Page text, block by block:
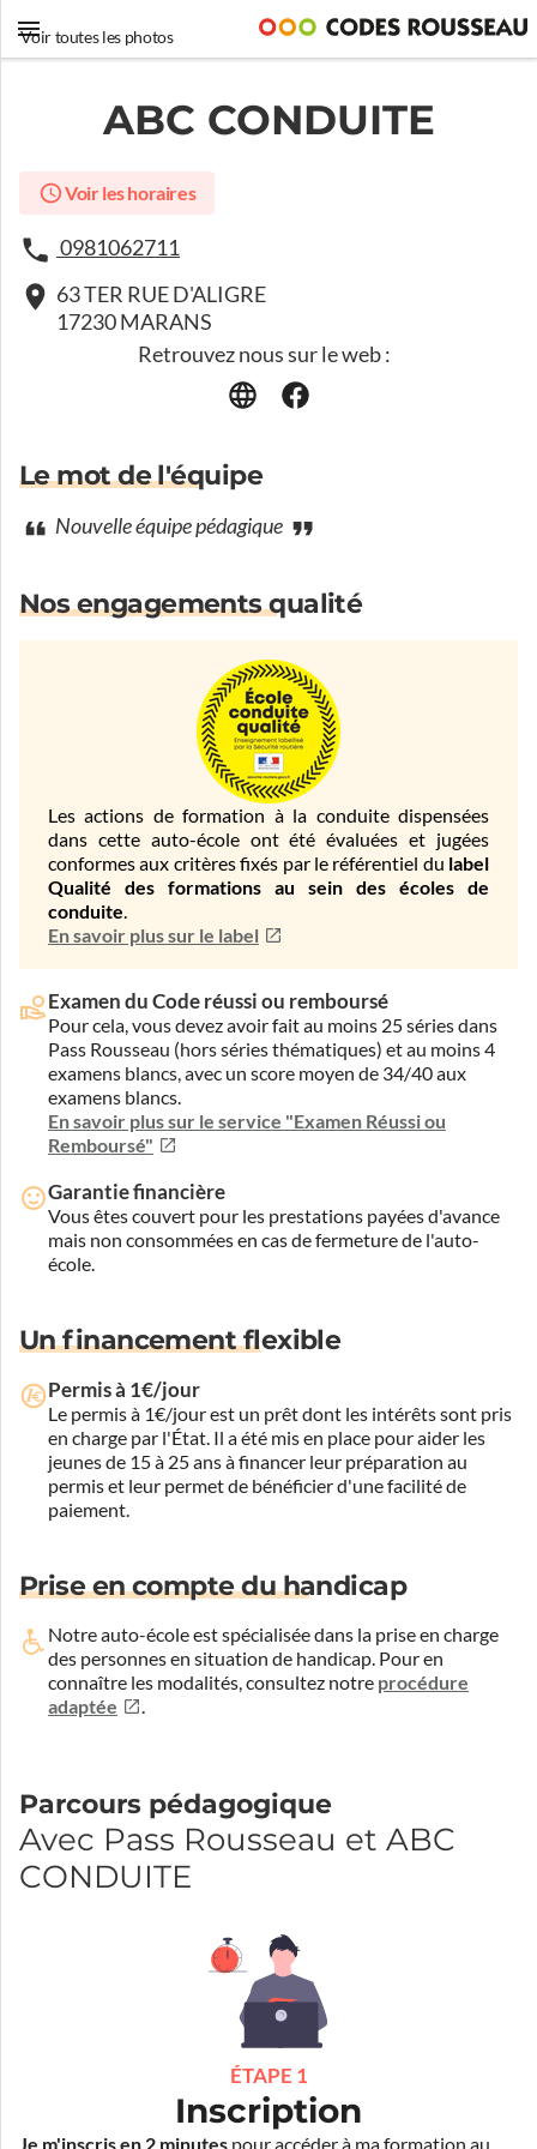
Voir toutes les photos
ABC CONDUITE
Voir les horaires
0981062711
63 TER RUE D'ALIGRE
17230 MARANS
Retrouvez nous sur le web :
Le mot de l'équipe
Nouvelle équipe pédagique
Nos engagements qualité
Les actions de formation à la conduite dispensées
dans cette auto-école ont été évaluées et jugées
conformes aux critères fixés par le référentiel du label
Qualité des formations au sein des écoles de
conduite.
En savoir plus sur le label
Examen du Code réussi ou remboursé
Pour cela, vous devez avoir fait au moins 25 séries dans
Pass Rousseau (hors séries thématiques) et au moins 4
examens blancs, avec un score moyen de 34/40 aux
examens blancs.
En savoir plus sur le service "Examen Réussi ou
Remboursé"
Garantie financière
Vous êtes couvert pour les prestations payées d'avance
mais non consommées en cas de fermeture de l'auto-
école.
Un financement flexible
Permis à 1€/jour
Le permis à 1€/jour est un prêt dont les intérêts sont pris
en charge par l'État. Il a été mis en place pour aider les
jeunes de 15 à 25 ans à financer leur préparation au
permis et leur permet de bénéficier d'une facilité de
paiement.
Prise en compte du handicap
Notre auto-école est spécialisée dans la prise en charge
des personnes en situation de handicap. Pour en
connaître les modalités, consultez notre procédure
adaptée
.
Parcours pédagogique
Avec Pass Rousseau et ABC
CONDUITE
ÉTAPE 1
Inscription
Je m'inscris en 2 minutes pour accéder à ma formation au